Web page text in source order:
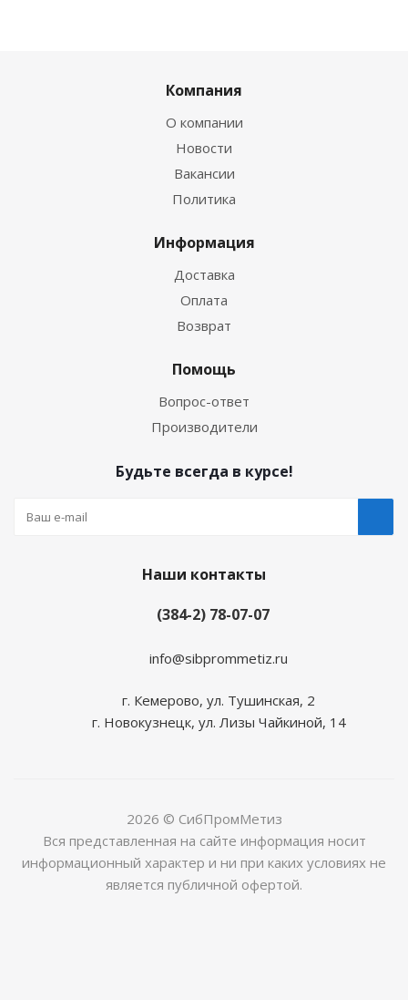
Компания
О компании
Новости
Вакансии
Политика
Информация
Доставка
Оплата
Возврат
Помощь
Вопрос-ответ
Производители
Будьте всегда в курсе!
Наши контакты
(384-2) 78-07-07
info@sibprommetiz.ru
г. Кемерово, ул. Тушинская, 2
г. Новокузнецк, ул. Лизы Чайкиной, 14
2026 © СибПромМетиз
Вся представленная на сайте информация носит
информационный характер и ни при каких условиях не
является публичной офертой.